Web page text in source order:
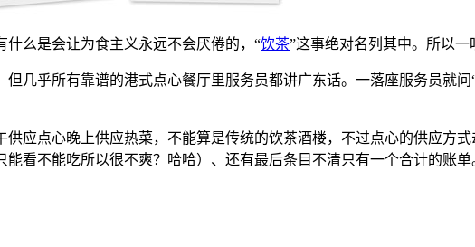
什么是会让为食主义永远不会厌倦的，“饮茶”这事绝对名列其中。所以一
但几乎所有靠谱的港式点心餐厅里服务员都讲广东话。一落座服务员就
供应点心晚上供应热菜，不能算是传统的饮茶酒楼，不过点心的供应
看不能吃所以很不爽？哈哈）、还有最后条目不清只有一个合计的账